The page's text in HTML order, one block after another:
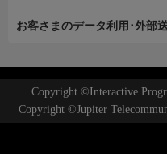
お客さまのデータ利用･外部
Copyright ©Interactive
Copyright ©Jupiter